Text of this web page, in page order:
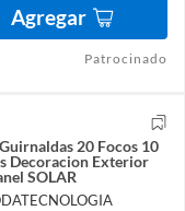
Agregar
Patrocinado
20 Focos 10
Decoracion Exterior
SOLAR